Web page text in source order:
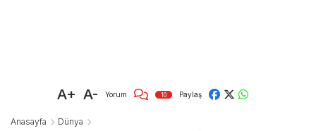
A+ A- Yorum 10 Paylaş
Anasayfa
Dünya